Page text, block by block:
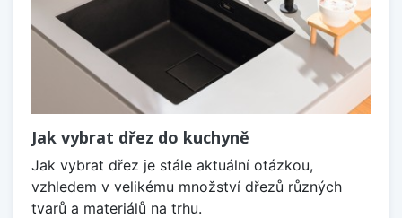
Jak vybrat dřez do kuchyně
Jak vybrat dřez je stále aktuální otázkou,
vzhledem v velikému množství dřezů různých
tvarů a materiálů na trhu.